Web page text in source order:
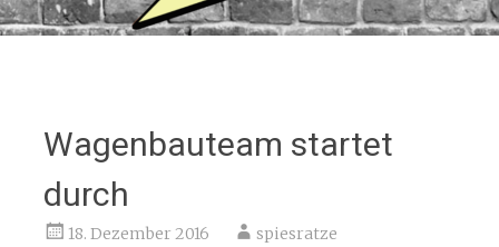
Wagenbauteam startet
durch
18. Dezember 2016 spiesratze